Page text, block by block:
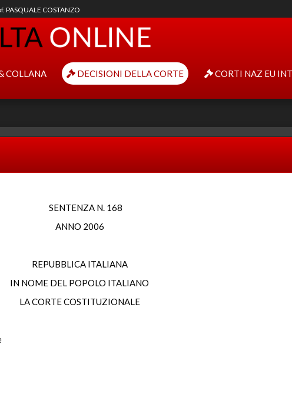
PASQUALE COSTANZO
COLLANA DECISIONI DELLA CORTE CORTI NAZ EU
SENTENZA N. 168
ANNO 2006
REPUBBLICA ITALIANA
IN NOME DEL POPOLO ITALIANO
LA CORTE COSTITUZIONALE